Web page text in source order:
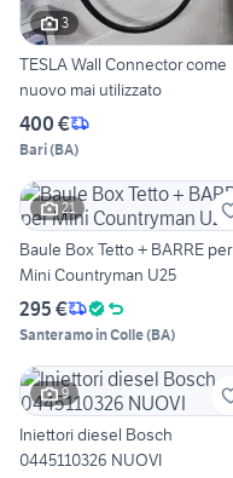
3
TESLA Wall Connector come
nuovo mai utilizzato
400 €
Bari(BA)
21
Baule Box Tetto + BARRE per
Mini Countryman U25
295 €
Santeramo in Colle(BA)
9
Iniettori diesel Bosch
0445110326 NUOVI